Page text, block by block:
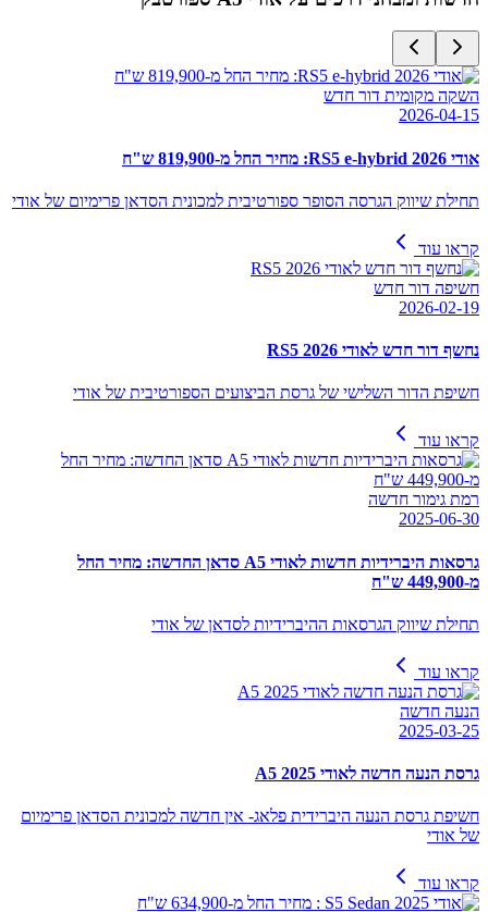
השקה מקומית דור חדש
2026-04-15
אודי RS5 e-hybrid 2026: מחיר החל מ-819,900 ש"ח
תחילת שיווק הגרסה הסופר ספורטיבית למכונית הסדאן פרימיום של אודי
קראו עוד
חשיפה דור חדש
2026-02-19
נחשף דור חדש לאודי RS5 2026
חשיפת הדור השלישי של גרסת הביצועים הספורטיבית של אודי
קראו עוד
רמת גימור חדשה
2025-06-30
גרסאות היברידיות חדשות לאודי A5 סדאן החדשה: מחיר החל
מ-449,900 ש"ח
תחילת שיווק הגרסאות ההיברידיות לסדאן של אודי
קראו עוד
הנעה חדשה
2025-03-25
גרסת הנעה חדשה לאודי A5 2025
חשיפת גרסת הנעה היברידית פלאג- אין חדשה למכונית הסדאן פרימיום
של אודי
קראו עוד